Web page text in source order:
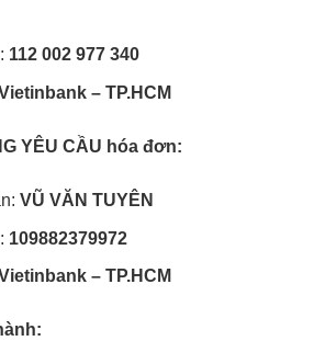
112 002 977 340
– TP.HCM
YÊU CẦU hóa đơn:
VŨ VĂN TUYÊN
109882379972
– TP.HCM